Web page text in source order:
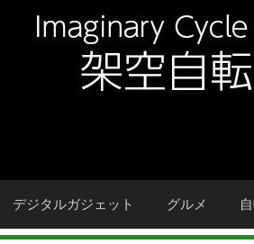
デジタルガジェット グルメ